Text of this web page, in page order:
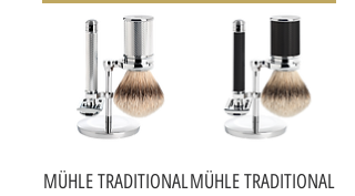
MÜHLE TRADITIONAL
MÜHLE TRADITIONAL